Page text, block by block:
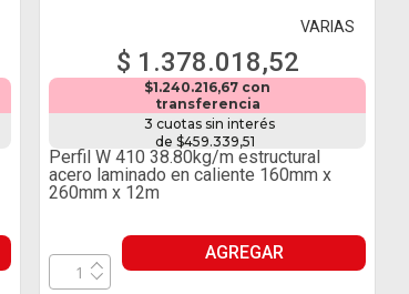
VARIAS
$ 1.378.018,52
$1.240.216,67 con
transferencia
3 cuotas sin interés
de $459.339,51
Perfil W 410 38.80kg/m estructural
acero laminado en caliente 160mm x
260mm x 12m
AGREGAR